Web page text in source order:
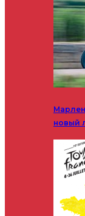
новый